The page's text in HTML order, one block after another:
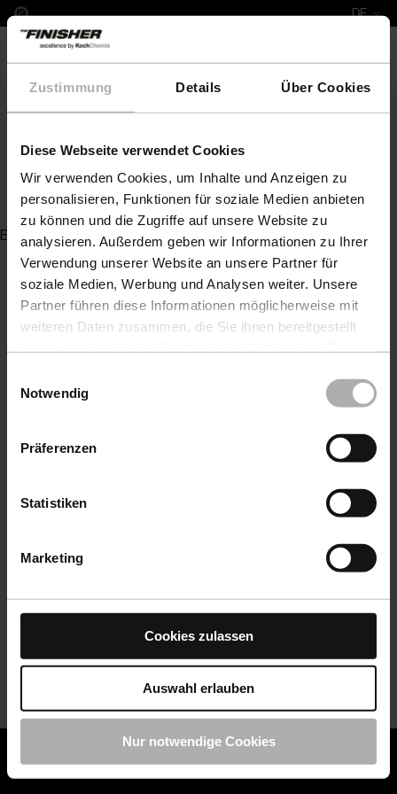
Zustimmung Details Über Cookies
Diese Webseite verwendet Cookies
Wir verwenden Cookies, um Inhalte und Anzeigen zu
personalisieren, Funktionen für soziale Medien anbieten
zu können und die Zugriffe auf unsere Website zu
analysieren. Außerdem geben wir Informationen zu Ihrer
Verwendung unserer Website an unsere Partner für
soziale Medien, Werbung und Analysen weiter. Unsere
Partner führen diese Informationen möglicherweise mit
weiteren Daten zusammen, die Sie ihnen bereitgestellt
Einstellungen zu den Cookies finden Sie unter
Notwendig
Präferenzen
Statistiken
Marketing
Cookies zulassen
Auswahl erlauben
Nur notwendige Cookies
DE
COLOURLOCK ist jetzt Teil von KochChemie -
COLOURLOCK Produkte shoppen
COLOURLOCK Leather Colour green 250 ml
Zurück zur Artikelübersicht
Es wurde kein Artikel zu Ihrer Anfrage gefunden